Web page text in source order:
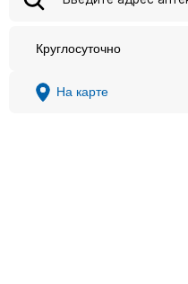
Круглосуточно
На карте